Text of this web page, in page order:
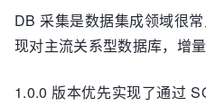
DB 采集是数据集成领域很
现对主流关系型数据库，增
1.0.0 版本优先实现了通过